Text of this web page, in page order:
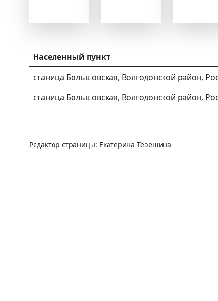
Населенный пункт
станица Большовская, Волгодонской район,
станица Большовская, Волгодонской район,
Редактор страницы: Екатерина Терёшина